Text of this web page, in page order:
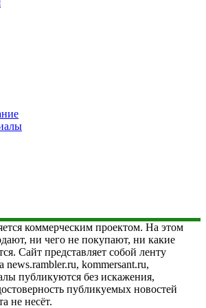
коммерческим проектом. На этом
ни чего не покупают, ни какие
Сайт представляет собой ленту
news.rambler.ru, kommersant.ru,
публикуются без искажения,
публикуемых новостей
не несёт.